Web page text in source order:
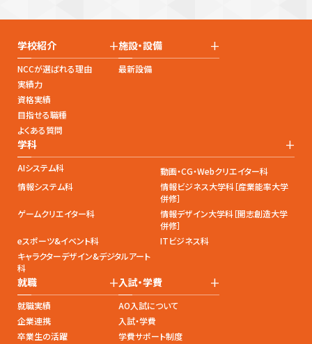
学校紹介 +
NCCが選ばれる理由
実績力
資格実績
目指せる職種
よくある質問
施設・設備 +
最新設備
学科 +
AIシステム科
動画・CG・Webクリエイター科
情報システム科
情報ビジネス大学科［産業能率大学
併修］
ゲームクリエイター科
情報デザイン大学科［開志創造大学
併修］
eスポーツ&イベント科
ITビジネス科
キャラクターデザイン&デジタルアート
科
就職 +
就職実績
企業連携
卒業生の活躍
入試・学費 +
AO入試について
入試・学費
学費サポート制度